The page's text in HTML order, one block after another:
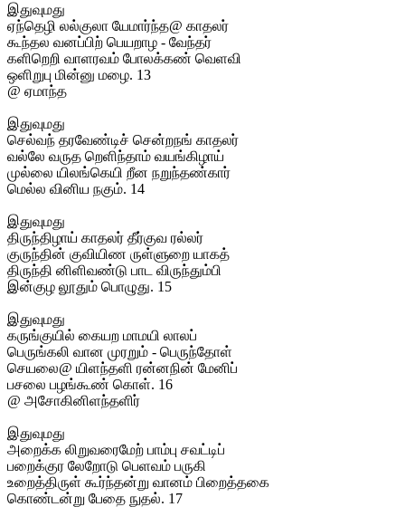
இதுவுமது
ஏந்தெழி லல்குலா யேமார்ந்த@ காதலர்
கூந்தல வனப்பிற் பெயறாழ - வேந்தர்
களிறெறி வாளரவம் போலக்கண் வெளவி
ஒளிறுபு மின்னு மழை. 13
@ ஏமாந்த
இதுவுமது
செல்வந் தரவேண்டிச் சென்றநங் காதலர்
வல்லே வருத றெளிந்தாம் வயங்கிழாய்
முல்லை யிலங்கெயி றீன நறுந்தண்கார்
மெல்ல வினிய நகும். 14
இதுவுமது
திருந்திழாய் காதலர் தீர்குவ ரல்லர்
குருந்தின் குவியிண ருள்ளுறை யாகத்
திருந்தி னிளிவண்டு பாட விருந்தும்பி
இன்குழ லூதும் பொழுது. 15
இதுவுமது
கருங்குயில் கையற மாமயி லாலப்
பெருங்கலி வான முரறும் - பெருந்தோள்
செயலை@ யிளந்தளி ரன்னநின் மேனிப்
பசலை பழங்கூண் கொள். 16
@ அசோகினிளந்தளிர்
இதுவுமது
அறைக்க லிறுவரைமேற் பாம்பு சவட்டிப்
பறைக்குர லேறோடு பெளவம் பருகி
உறைத்திருள் கூர்ந்தன்று வானம் பிறைத்தகை
கொண்டன்று பேதை நுதல். 17